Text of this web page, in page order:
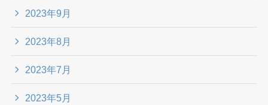
2023年9月
2023年8月
2023年7月
2023年5月